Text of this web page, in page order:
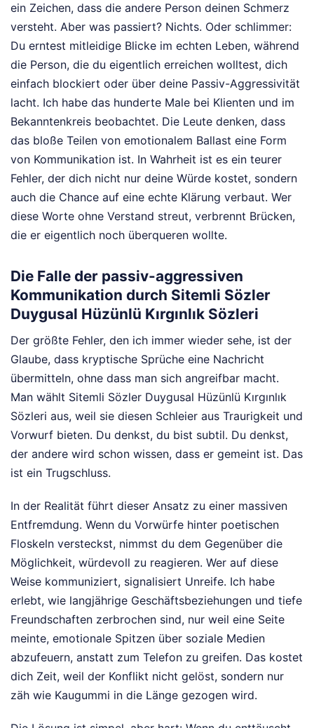
ein Zeichen, dass die andere Person deinen Schmerz
versteht. Aber was passiert? Nichts. Oder schlimmer:
Du erntest mitleidige Blicke im echten Leben, während
die Person, die du eigentlich erreichen wolltest, dich
einfach blockiert oder über deine Passiv-Aggressivität
lacht. Ich habe das hunderte Male bei Klienten und im
Bekanntenkreis beobachtet. Die Leute denken, dass
das bloße Teilen von emotionalem Ballast eine Form
von Kommunikation ist. In Wahrheit ist es ein teurer
Fehler, der dich nicht nur deine Würde kostet, sondern
auch die Chance auf eine echte Klärung verbaut. Wer
diese Worte ohne Verstand streut, verbrennt Brücken,
die er eigentlich noch überqueren wollte.
Die Falle der passiv-aggressiven
Kommunikation durch Sitemli Sözler
Duygusal Hüzünlü Kırgınlık Sözleri
Der größte Fehler, den ich immer wieder sehe, ist der
Glaube, dass kryptische Sprüche eine Nachricht
übermitteln, ohne dass man sich angreifbar macht.
Man wählt Sitemli Sözler Duygusal Hüzünlü Kırgınlık
Sözleri aus, weil sie diesen Schleier aus Traurigkeit und
Vorwurf bieten. Du denkst, du bist subtil. Du denkst,
der andere wird schon wissen, dass er gemeint ist. Das
ist ein Trugschluss.
In der Realität führt dieser Ansatz zu einer massiven
Entfremdung. Wenn du Vorwürfe hinter poetischen
Floskeln versteckst, nimmst du dem Gegenüber die
Möglichkeit, würdevoll zu reagieren. Wer auf diese
Weise kommuniziert, signalisiert Unreife. Ich habe
erlebt, wie langjährige Geschäftsbeziehungen und tiefe
Freundschaften zerbrochen sind, nur weil eine Seite
meinte, emotionale Spitzen über soziale Medien
abzufeuern, anstatt zum Telefon zu greifen. Das kostet
dich Zeit, weil der Konflikt nicht gelöst, sondern nur
zäh wie Kaugummi in die Länge gezogen wird.